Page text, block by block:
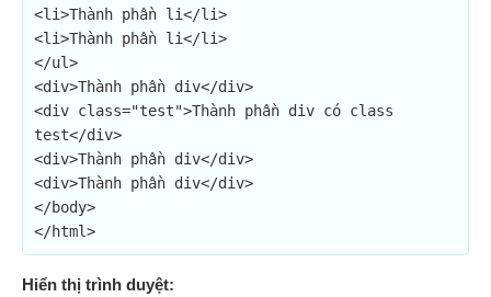
<li>Thành phần li</li>
<li>Thành phần li</li>
</ul>
<div>Thành phần div</div>
<div class="test">Thành phần div có class
test</div>
<div>Thành phần div</div>
<div>Thành phần div</div>
</body>
</html>
Hiển thị trình duyệt: